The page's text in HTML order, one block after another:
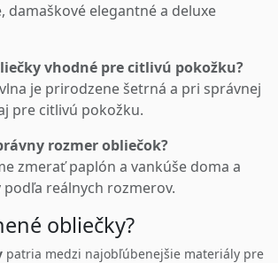
damaškové elegantné a deluxe
vhodné pre citlivú pokožku?
je prirodzene šetrná a pri správnej
pre citlivú pokožku.
rozmer obliečok?
zmerať paplón a vankúše doma a
reálnych rozmerov.
obliečky?
patria medzi najobľúbenejšie materiály pre